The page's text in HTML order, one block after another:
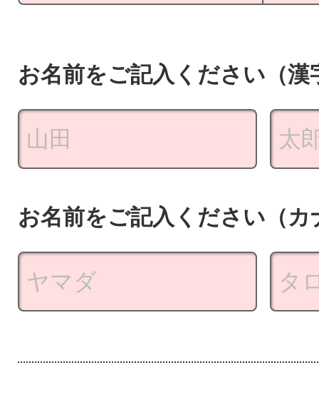
お名前をご記入ください（漢
お名前をご記入ください（カ